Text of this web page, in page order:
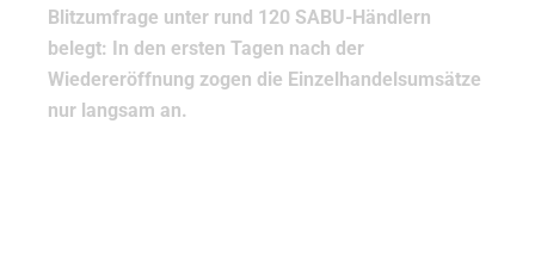
Blitzumfrage unter rund 120 SABU-Händlern
belegt: In den ersten Tagen nach der
Wiedereröffnung zogen die Einzelhandelsumsätze
nur langsam an.